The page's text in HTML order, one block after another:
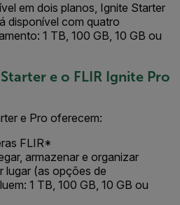
em dois planos, Ignite Starter
disponível com quatro
1 TB, 100 GB, 10 GB ou
e o FLIR Ignite Pro
e Pro oferecem:
FLIR*
armazenar e organizar
lugar (as opções de
1 TB, 100 GB, 10 GB ou